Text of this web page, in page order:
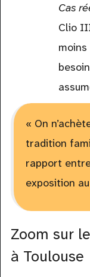
Cas
Clio
moins
« On
tradition
rapport
exposition
Zoom sur
à Toulouse